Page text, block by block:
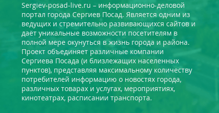
Sergiev-posad-live.ru – информационно-деловой
портал города Сергиев Посад. Является одним из
ведущих и стремительно развивающихся сайтов и
даёт уникальные возможности посетителям в
полной мере окунуться в жизнь города и района.
Проект объединяет различные компании
Сергиева Посада (и близлежащих населенных
пунктов), представляя максимальному количеству
потребителей информацию о новостях города,
различных товарах и услугах, мероприятиях,
кинотеатрах, расписании транспорта.